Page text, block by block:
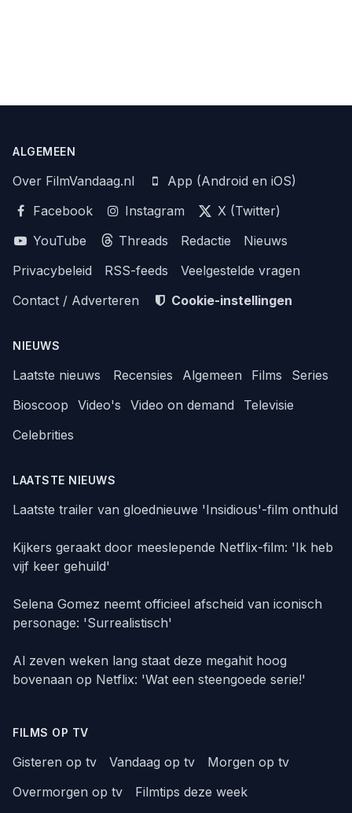
ALGEMEEN
Over FilmVandaag.nl
App (Android en iOS)
Facebook
Instagram
X (Twitter)
YouTube
Threads Redactie
Nieuws
Privacybeleid
RSS-feeds
Veelgestelde vragen
Contact / Adverteren
Cookie-instellingen
NIEUWS
Laatste nieuws Recensies Algemeen Films
Series
Bioscoop
Video's Video on demand
Televisie
Celebrities
LAATSTE NIEUWS
Laatste trailer van gloednieuwe 'Insidious'-film onthuld
Kijkers geraakt door meeslepende Netflix-film: 'Ik heb
vijf keer gehuild'
Selena Gomez neemt officieel afscheid van iconisch
personage: 'Surrealistisch'
Al zeven weken lang staat deze megahit hoog
bovenaan op Netflix: 'Wat een steengoede serie!'
FILMS OP TV
Gisteren op tv Vandaag op tv
Morgen op tv
Overmorgen op tv
Filmtips deze week